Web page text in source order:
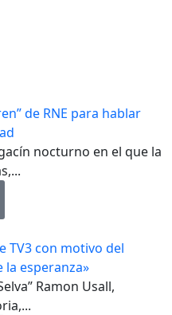
de RNE para hablar
nocturno en el que la
TV3 con motivo del
la esperanza»
Ramon Usall,